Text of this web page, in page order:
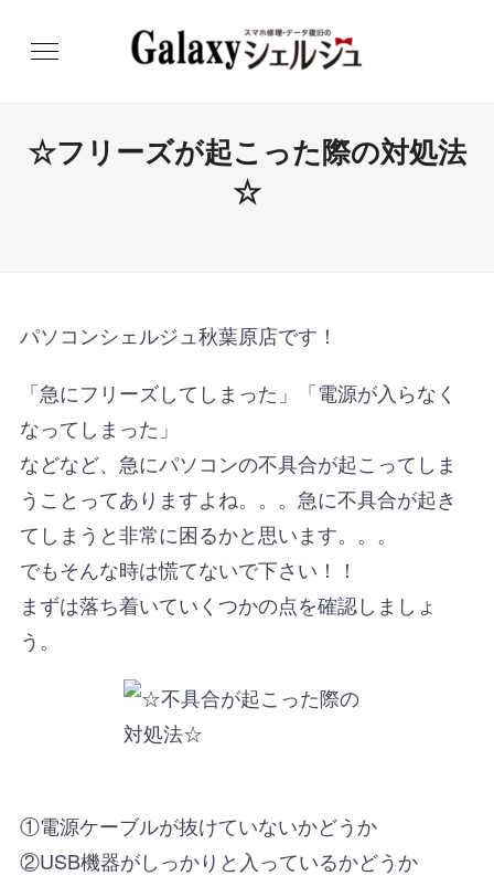
☆フリーズが起こった際の対処法
☆
パソコンシェルジュ秋葉原店です！
「急にフリーズしてしまった」「電源が入らなく
なってしまった」
などなど、急にパソコンの不具合が起こってしま
うことってありますよね。。。急に不具合が起き
てしまうと非常に困るかと思います。。。
でもそんな時は慌てないで下さい！！
まずは落ち着いていくつかの点を確認しましょ
う。
①電源ケーブルが抜けていないかどうか
②USB機器がしっかりと入っているかどうか